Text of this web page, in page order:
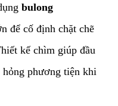
bulong
để cố định chặt chẽ
kế chìm giúp đầu
phương tiện khi